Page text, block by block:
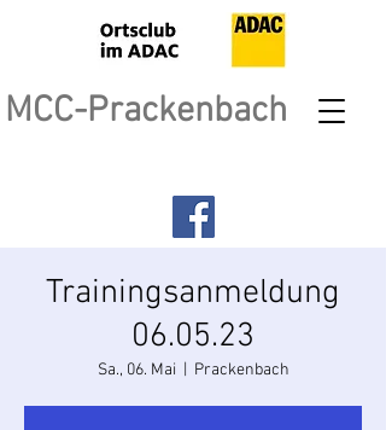
MCC-Prackenbach
Trainingsanmeldung
06.05.23
Sa., 06. Mai Prackenbach